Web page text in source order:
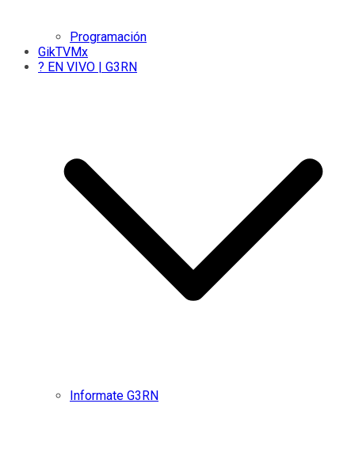
Programación
GikTVMx
? EN VIVO | G3RN
Informate G3RN